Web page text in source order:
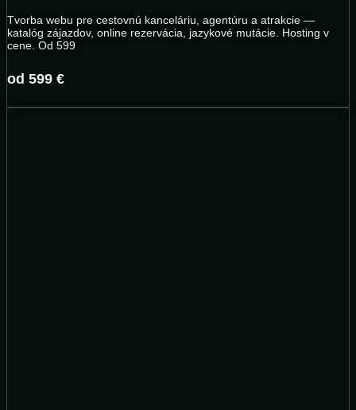
Tvorba webu pre cestovnú kanceláriu, agentúru a atrakcie —
katalóg zájazdov, online rezervácia, jazykové mutácie. Hosting v
cene. Od 599
od 599 €